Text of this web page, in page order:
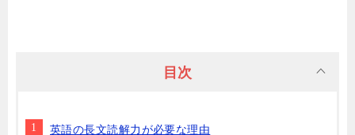
目次
英語の長文読解力が必要な理由